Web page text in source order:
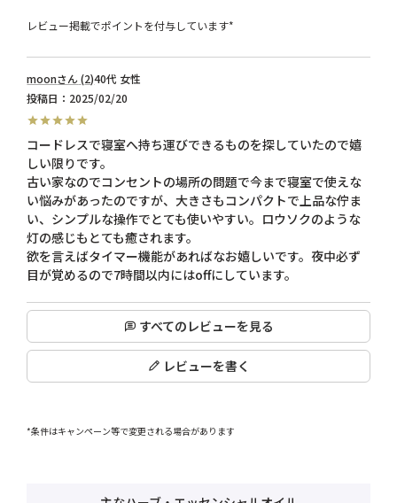
レビュー掲載でポイントを付与しています*
moon 2 40代 女性
投稿日
2025/02/20
コードレスで寝室へ持ち運びできるものを探していたので嬉
しい限りです。
古い家なのでコンセントの場所の問題で今まで寝室で使えな
い悩みがあったのですが、大きさもコンパクトで上品な佇ま
い、シンプルな操作でとても使いやすい。ロウソクのような
灯の感じもとても癒されます。
欲を言えばタイマー機能があればなお嬉しいです。夜中必ず
すべてのレビューを見る
レビューを書く
*条件はキャンペーン等で変更される場合があります